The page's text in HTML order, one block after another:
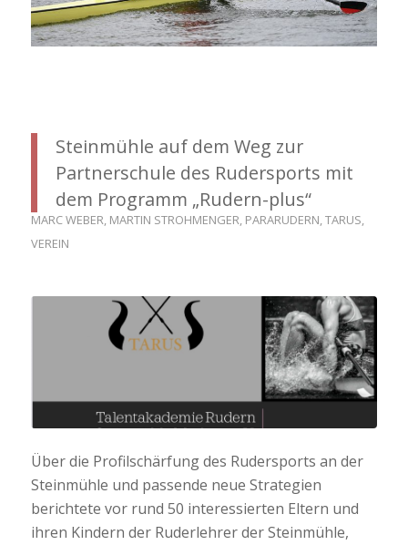
Steinmühle auf dem Weg zur
Partnerschule des Rudersports mit
dem Programm „Rudern-plus“
MARC WEBER, MARTIN STROHMENGER, PARARUDERN,TARUS,
VEREIN
Über die Profilschärfung des Rudersports an der
Steinmühle und passende neue Strategien
berichtete vor rund 50 interessierten Eltern und
ihren Kindern der Ruderlehrer der Steinmühle,